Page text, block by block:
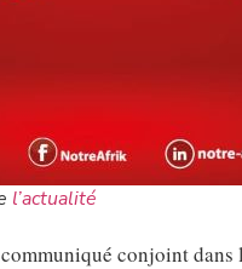
l’actualité
conjoint